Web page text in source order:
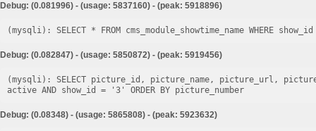
Debug: (0.081996) - (usage: 5837160) - (peak: 5918896)
Debug: (0.082847) - (usage: 5850872) - (peak: 5919456)
(mysqli): SELECT picture_id, picture_name, picture_url,
Debug: (0.08348) - (usage: 5865808) - (peak: 5923632)